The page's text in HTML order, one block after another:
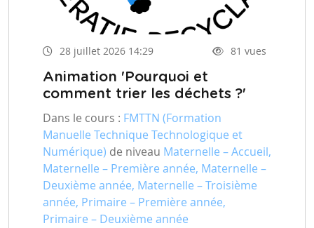
28 juillet 2026 14:29 81 vues
Animation 'Pourquoi et
comment trier les déchets ?'
Dans le cours : FMTTN (Formation
Manuelle Technique Technologique et
Numérique) de niveau Maternelle – Accueil,
Maternelle – Première année, Maternelle –
Deuxième année, Maternelle – Troisième
année, Primaire – Première année,
Primaire – Deuxième année